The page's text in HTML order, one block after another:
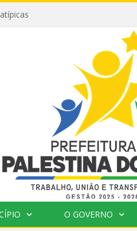
O GOVERNO